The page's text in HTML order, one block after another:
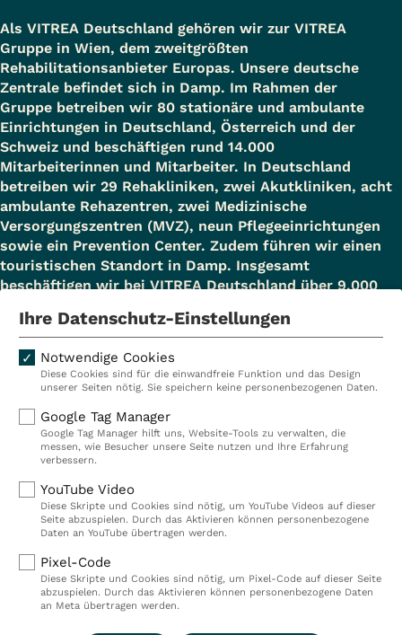
Als VITREA Deutschland gehören wir zur VITREA
Gruppe in Wien, dem zweitgrößten
Rehabilitationsanbieter Europas. Unsere deutsche
Zentrale befindet sich in Damp. Im Rahmen der
Gruppe betreiben wir 80 stationäre und ambulante
Einrichtungen in Deutschland, Österreich und der
Schweiz und beschäftigen rund 14.000
Mitarbeiterinnen und Mitarbeiter. In Deutschland
betreiben wir 29 Rehakliniken, zwei Akutkliniken, acht
ambulante Rehazentren, zwei Medizinische
Versorgungszentren (MVZ), neun Pflegeeinrichtungen
sowie ein Prevention Center. Zudem führen wir einen
touristischen Standort in Damp. Insgesamt
beschäftigen wir bei VITREA Deutschland über 9.000
Kliniken
Ambulant
Reha
Prävention
Karriere
VITREA Deutschland
IMPRESSUM
HINWEISGEBERSYSTEM
AUFSICHTSBEHÖRDEN
Ihre Datenschutz-Einstellungen
Notwendige Cookies
Diese Cookies sind für die einwandfreie Funktion und das Design
unserer Seiten nötig. Sie speichern keine personenbezogenen Daten.
Google Tag Manager
Google Tag Manager hilft uns, Website-Tools zu verwalten, die
messen, wie Besucher unsere Seite nutzen und Ihre Erfahrung
verbessern.
YouTube Video
Diese Skripte und Cookies sind nötig, um YouTube Videos auf dieser
Seite abzuspielen. Durch das Aktivieren können personenbezogene
Daten an YouTube übertragen werden.
Pixel-Code
Diese Skripte und Cookies sind nötig, um Pixel-Code auf dieser Seite
abzuspielen. Durch das Aktivieren können personenbezogene Daten
an Meta übertragen werden.